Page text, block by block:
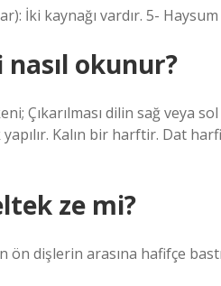
İki kaynağı vardır. 5-
okunur?
Çıkarılması dilin sağ veya
Kalın bir harftir. Dat
ze mi?
ön dişlerin arasına hafifçe